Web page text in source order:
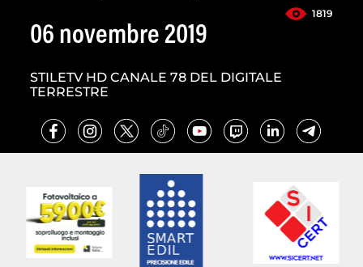
1819
06 novembre 2019
STILETV HD CANALE 78 DEL DIGITALE
TERRESTRE